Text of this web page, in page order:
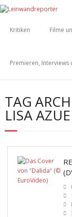
Kritiken Filme
Premieren, Interviews
TAG
LISA